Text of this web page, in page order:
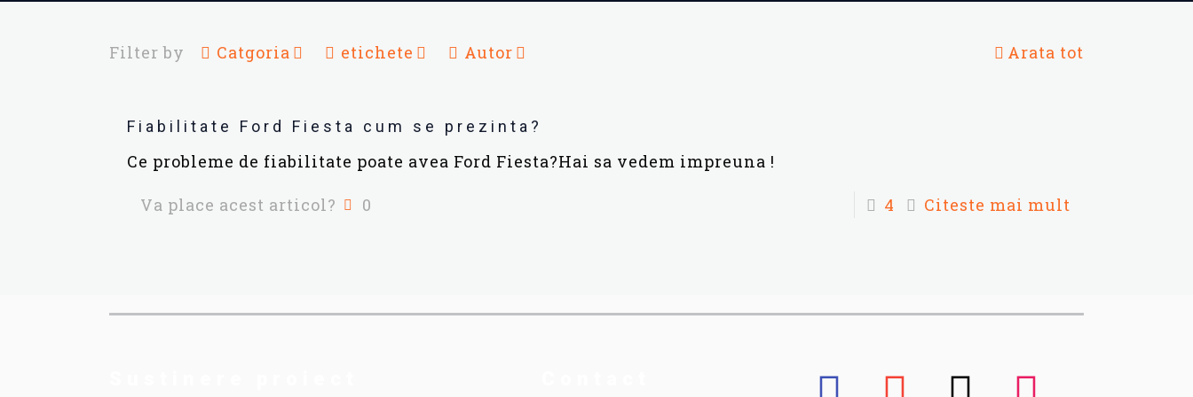
Filter by Catgoria etichete Autor Arata tot
Fiabilitate Ford Fiesta cum se prezinta?
Ce probleme de fiabilitate poate avea Ford Fiesta?Hai sa vedem impreuna !
Va place acest articol? 0 4 Citeste mai mult